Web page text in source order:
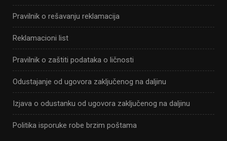
Pravilnik o rešavanju reklamacija
Reklamacioni list
Pravilnik o zaštiti podataka o ličnosti
Odustajanje od ugovora zaključenog na daljinu
Izjava o odustanku od ugovora zaključenog na daljinu
Politika isporuke robe brzim poštama